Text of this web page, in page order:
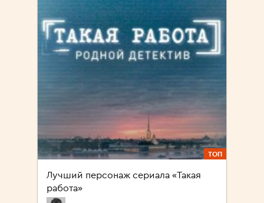
ТОП
Лучший персонаж сериала «Такая
работа»